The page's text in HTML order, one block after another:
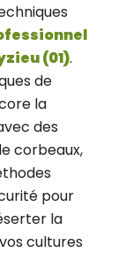
(01).
de
la
des
corbeaux,
pour
la
cultures